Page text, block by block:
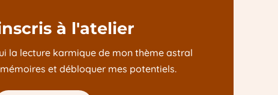
à l'atelier
la lecture karmique de mon thème astral
et débloquer mes potentiels.